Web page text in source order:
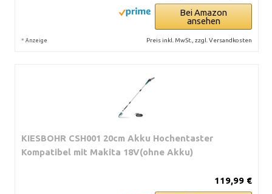
Bei Amazon
ansehen
* Anzeige Preis inkl. MwSt., zzgl. Versandkosten
KIESBOHR CSH001 20cm Akku Hochentaster
Kompatibel mit Makita 18V(ohne Akku)
119,99 €